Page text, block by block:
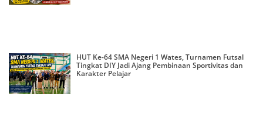
HUT Ke-64 SMA Negeri 1 Wates, Turnamen Futsal
Tingkat DIY Jadi Ajang Pembinaan Sportivitas dan
Karakter Pelajar